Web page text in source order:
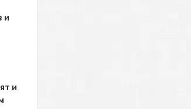
и
и